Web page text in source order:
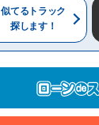
似てるトラック
探します！